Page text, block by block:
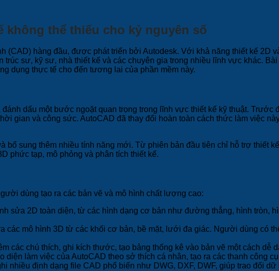
không thể thiếu cho kỷ nguyên số
(CAD) hàng đầu, được phát triển bởi Autodesk. Với khả năng thiết kế 2D
sư, kỹ sư, nhà thiết kế và các chuyên gia trong nhiều lĩnh vực khác.
dụng thực tế cho đến tương lai của phần mềm này.
dấu một bước ngoặt quan trọng trong lĩnh vực thiết kế kỹ thuật. Trước
gian và công sức. AutoCAD đã thay đổi hoàn toàn cách thức làm việc
bổ sung thêm nhiều tính năng mới. Từ phiên bản đầu tiên chỉ hỗ trợ thiết
phức tạp, mô phỏng và phân tích thiết kế.
dùng tạo ra các bản vẽ và mô hình chất lượng cao:
sửa 2D toàn diện, từ các hình dạng cơ bản như đường thẳng, hình tròn,
các mô hình 3D từ các khối cơ bản, bề mặt, lưới đa giác. Người dùng có
các chú thích, ghi kích thước, tạo bảng thống kê vào bản vẽ một cách dễ
diện làm việc của AutoCAD theo sở thích cá nhân, tạo ra các thanh công
nhiều định dạng file CAD phổ biến như DWG, DXF, DWF, giúp trao đổi